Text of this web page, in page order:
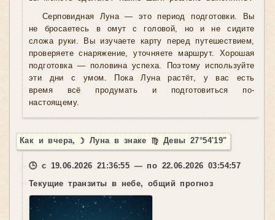
Серповидная Луна — это период подготовки. Вы
не бросаетесь в омут с головой, но и не сидите
сложа руки. Вы изучаете карту перед путешествием,
проверяете снаряжение, уточняете маршрут. Хорошая
подготовка — половина успеха. Поэтому используйте
эти дни с умом. Пока Луна растёт, у вас есть
время всё продумать и подготовиться по-
настоящему.
Как и вчера, ☽ Луна в знаке ♍ Девы 27°54'19"
🕒 с 19.06.2026 21:36:55 — по 22.06.2026 03:54:57
Текущие транзиты в небе, общий прогноз